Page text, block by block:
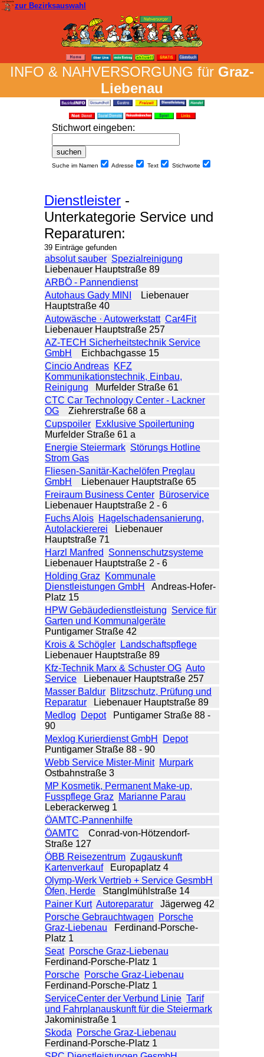
zur Bezirksauswahl
INFO & NAH­VER­SORG­UNG für Graz-
Liebenau
Stich­wort ein­geben:
Suche im Namen Adresse Text Stich­worte
Dienstleister -
Unterkategorie Service und
Reparaturen:
39 Einträge gefunden
absolut sauber Spezialreinigung
Liebenauer Hauptstraße 89
ARBÖ - Pannendienst
Autohaus Gady MINI
Liebenauer
Hauptstraße 40
Autowäsche · Autowerkstatt Car4Fit
Liebenauer Hauptstraße 257
AZ-TECH Sicherheitstechnik Service
GmbH
Eichbachgasse 15
Cincio Andreas KFZ
Kommunikationstechnik, Einbau,
Reinigung Murfelder Straße 61
CTC Car Technology Center - Lackner
OG
Ziehrerstraße 68 a
Cupspoiler Exklusive Spoilertuning
Murfelder Straße 61 a
Energie Steiermark Störungs Hotline
Strom Gas
Fliesen-Sanitär-Kachelöfen Preglau
GmbH
Liebenauer Hauptstraße 65
Freiraum Business Center Büroservice
Liebenauer Hauptstraße 2 - 6
Fuchs Alois Hagelschadensanierung,
Autolackiererei Liebenauer
Hauptstraße 71
Harzl Manfred
Sonnenschutzsysteme
Liebenauer Hauptstraße 2 - 6
Holding Graz
Kommunale
Dienstleistungen GmbH
Andreas-Hofer-
Platz 15
HPW Gebäudedienstleistung Service für
Garten und Kommunalgeräte
Puntigamer Straße 42
Krois & Schögler
Landschaftspflege
Liebenauer Hauptstraße 89
Kfz-Technik Marx & Schuster OG Auto
Service Liebenauer Hauptstraße 257
Masser Baldur Blitzschutz, Prüfung und
Reparatur Liebenauer Hauptstraße 89
Medlog
DepotPuntigamer Straße 88 -
90
Mexlog Kurierdienst GmbH
Depot
Puntigamer Straße 88 - 90
Webb Service Mister-Minit Murpark
Ostbahnstraße 3
MP Kosmetik, Permanent Make-up,
Fusspflege Graz
Marianne Parau
Leberackerweg 1
ÖAMTC-Pannenhilfe
ÖAMTC
Conrad-von-Hötzendorf-
Straße 127
ÖBB Reisezentrum Zugauskunft
KartenverkaufEuropaplatz 4
Olymp-Werk Vertrieb + Service GesmbH
Öfen, Herde Stanglmühlstraße 14
Painer Kurt Autoreparatur Jägerweg 42
Porsche Gebrauchtwagen
Porsche
Graz-Liebenau Ferdinand-Porsche-
Platz 1
Seat Porsche Graz-Liebenau
Ferdinand-Porsche-Platz 1
Porsche Porsche Graz-Liebenau
Ferdinand-Porsche-Platz 1
ServiceCenter der Verbund Linie Tarif
und Fahrplanauskunft für die Steiermark
Jakoministraße 1
Skoda
Porsche Graz-Liebenau
Ferdinand-Porsche-Platz 1